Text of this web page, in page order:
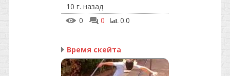
10 г. назад
0
0 0.0
Время скейта